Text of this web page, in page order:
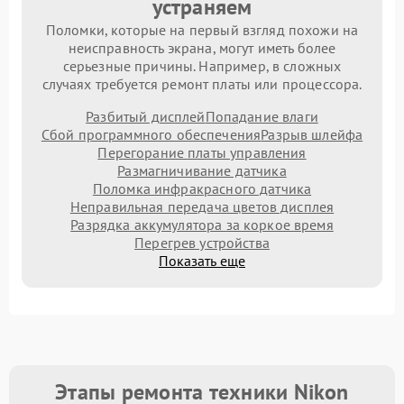
устраняем
Поломки, которые на первый взгляд похожи на
неисправность экрана, могут иметь более
серьезные причины. Например, в сложных
случаях требуется ремонт платы или процессора.
Разбитый дисплейПопадание влаги
Сбой программного обеспеченияРазрыв шлейфа
Перегорание платы управления
Размагничивание датчика
Поломка инфракрасного датчика
Неправильная передача цветов дисплея
Разрядка аккумулятора за коркое время
Перегрев устройства
Показать еще
Этапы ремонта техники Nikon